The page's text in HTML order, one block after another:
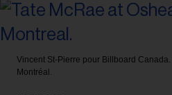
Vincent St-Pierre pour Billboard Canada.
Montréal.